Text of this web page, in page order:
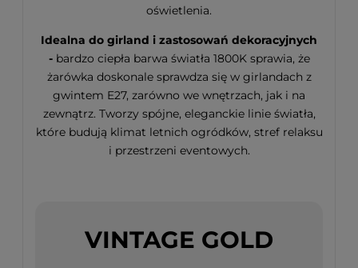
oświetlenia.
Idealna do girland i zastosowań dekoracyjnych
- bardzo ciepła barwa światła 1800K sprawia, że
żarówka doskonale sprawdza się w girlandach z
gwintem E27, zarówno we wnętrzach, jak i na
zewnątrz. Tworzy spójne, eleganckie linie światła,
które budują klimat letnich ogródków, stref relaksu
i przestrzeni eventowych.
VINTAGE GOLD